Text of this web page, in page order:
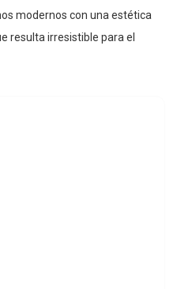
modernos con una estética
resulta irresistible para el